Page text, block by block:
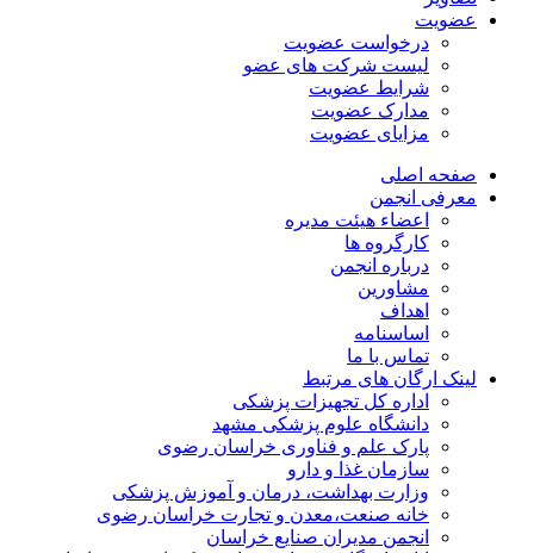
عضویت
درخواست عضویت
لیست شرکت های عضو
شرایط عضویت
مدارک عضویت
مزایای عضویت
صفحه اصلی
معرفی انجمن
اعضاء هیئت مدیره
کارگروه ها
درباره انجمن
مشاورین
اهداف
اساسنامه
تماس با ما
لینک ارگان های مرتبط
اداره کل تجهیزات پزشکی
دانشگاه علوم پزشکی مشهد
پارک علم و فناوری خراسان رضوی
سازمان غذا و دارو
وزارت بهداشت، درمان و آموزش پزشکی
خانه صنعت،معدن و تجارت خراسان رضوی
انجمن مدیران صنایع خراسان